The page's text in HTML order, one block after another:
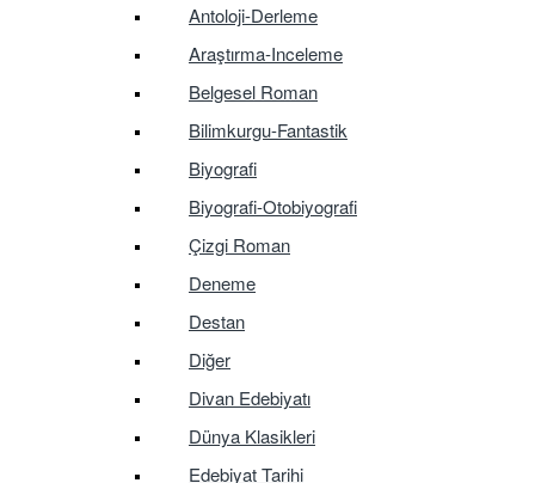
Antoloji-Derleme
Araştırma-Inceleme
Belgesel Roman
Bilimkurgu-Fantastik
Biyografi
Biyografi-Otobiyografi
Çizgi Roman
Deneme
Destan
Diğer
Divan Edebiyatı
Dünya Klasikleri
Edebiyat Tarihi